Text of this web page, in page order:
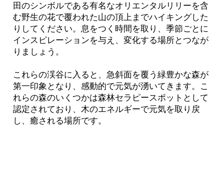
田のシンボルである有名なオリエンタルリリーを含
む野生の花で覆われた山の頂上までハイキングした
りしてください。息をつく時間を取り、季節ごとに
インスピレーションを与え、変化する場所とつなが
りましょう。
これらの渓谷に入ると、急斜面を覆う緑豊かな森が
第一印象となり、感動的で元気が湧いてきます。こ
れらの森のいくつかは森林セラピースポットとして
認定されており、木のエネルギーで元気を取り戻
し、癒される場所です。